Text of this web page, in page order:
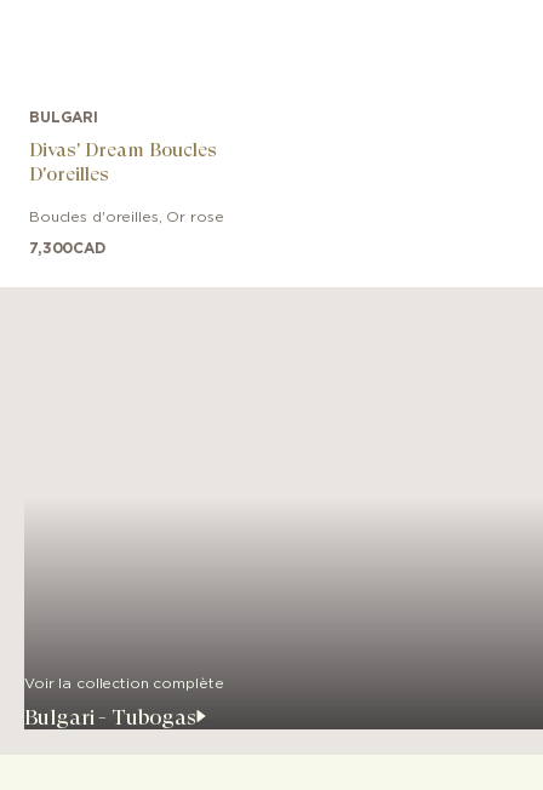
BULGARI
Divas' Dream Boucles
D'oreilles
Boucles d'oreilles Or rose
7,300CAD
Voir la collection complète
Bulgari - Tubogas